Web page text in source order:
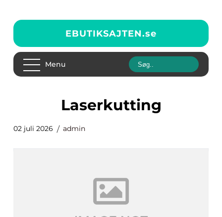
EBUTIKSAJTEN.se
Menu
laserkutting
02 juli 2026 admin